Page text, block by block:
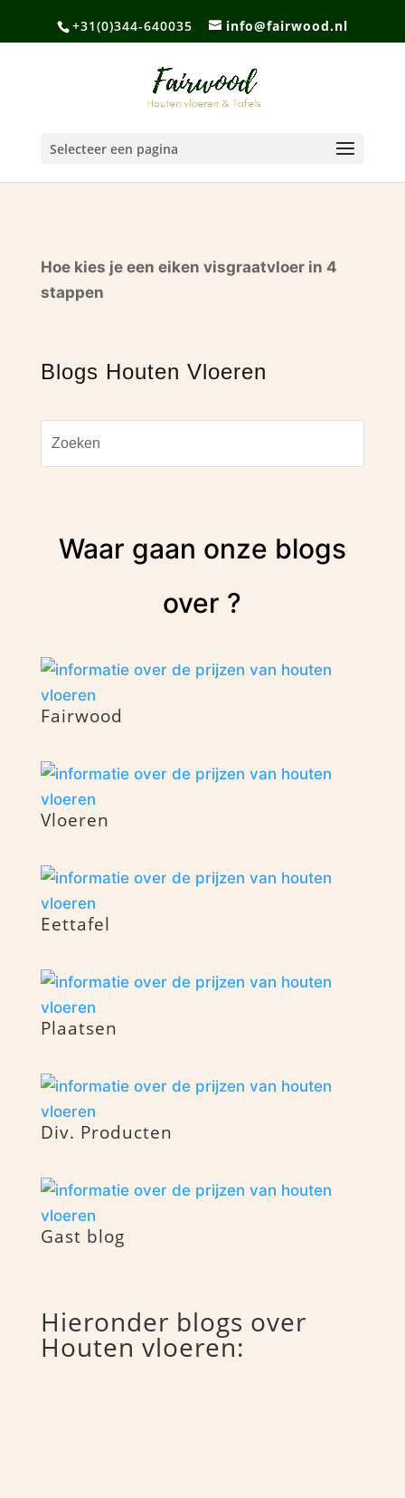
+31(0)344-640035 info@fairwood.nl
Selecteer een pagina
Hoe kies je een eiken visgraatvloer in 4
stappen
Blogs Houten Vloeren
Waar gaan onze blogs
over ?
Fairwood
Vloeren
Eettafel
Plaatsen
Div. Producten
Gast blog
Hieronder blogs over
Houten vloeren: